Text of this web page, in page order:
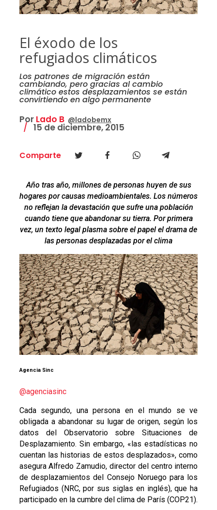
El éxodo de los
refugiados climáticos
Los patrones de migración están
cambiando, pero gracias al cambio
climático estos desplazamientos se están
convirtiendo en algo permanente
Por Lado B @ladobemx
15 de diciembre, 2015
Comparte
Año tras año, millones de personas huyen de sus
hogares por causas medioambientales. Los números
no reflejan la devastación que sufre una población
cuando tiene que abandonar su tierra. Por primera
vez, un texto legal plasma sobre el papel el drama de
las personas desplazadas por el clima
Agencia Sinc
@agenciasinc
Cada segundo, una persona en el mundo se ve
obligada a abandonar su lugar de origen, según los
datos del Observatorio sobre Situaciones de
Desplazamiento. Sin embargo, «las estadísticas no
cuentan las historias de estos desplazados», como
asegura Alfredo Zamudio, director del centro interno
de desplazamientos del Consejo Noruego para los
Refugiados (NRC, por sus siglas en inglés), que ha
participado en la cumbre del clima de París (COP21).